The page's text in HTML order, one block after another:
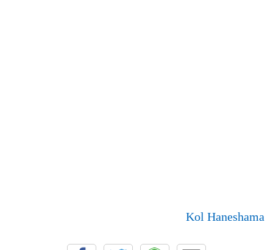
Kol Haneshama